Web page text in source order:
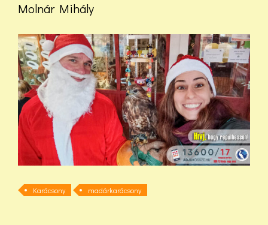
Molnár Mihály
Karácsony madárkarácsony